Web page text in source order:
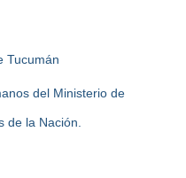
Tucumán
del Ministerio de
de la Nación.